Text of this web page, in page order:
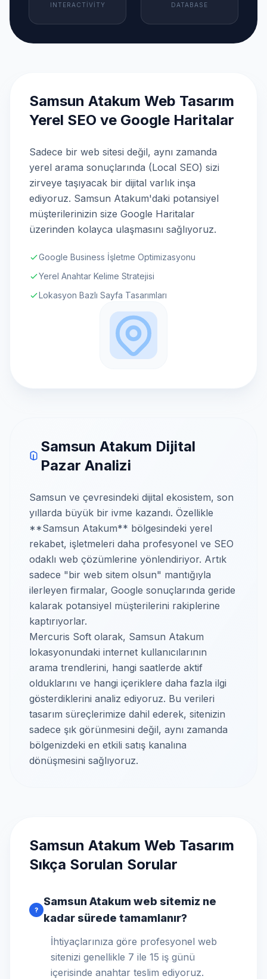
INTERACTIVITY DATABASE
Samsun Atakum Web Tasarım
Yerel SEO ve Google Haritalar
Sadece bir web sitesi değil, aynı zamanda
yerel arama sonuçlarında (Local SEO) sizi
zirveye taşıyacak bir dijital varlık inşa
ediyoruz. Samsun Atakum'daki potansiyel
müşterilerinizin size Google Haritalar
üzerinden kolayca ulaşmasını sağlıyoruz.
Google Business İşletme Optimizasyonu
Yerel Anahtar Kelime Stratejisi
Lokasyon Bazlı Sayfa Tasarımları
Samsun Atakum Dijital
Pazar Analizi
Samsun ve çevresindeki dijital ekosistem, son
yıllarda büyük bir ivme kazandı. Özellikle
**Samsun Atakum** bölgesindeki yerel
rekabet, işletmeleri daha profesyonel ve SEO
odaklı web çözümlerine yönlendiriyor. Artık
sadece "bir web sitem olsun" mantığıyla
ilerleyen firmalar, Google sonuçlarında geride
kalarak potansiyel müşterilerini rakiplerine
kaptırıyorlar.
Mercuris Soft olarak, Samsun Atakum
lokasyonundaki internet kullanıcılarının
arama trendlerini, hangi saatlerde aktif
olduklarını ve hangi içeriklere daha fazla ilgi
gösterdiklerini analiz ediyoruz. Bu verileri
tasarım süreçlerimize dahil ederek, sitenizin
sadece şık görünmesini değil, aynı zamanda
bölgenizdeki en etkili satış kanalına
dönüşmesini sağlıyoruz.
Samsun Atakum Web Tasarım
Sıkça Sorulan Sorular
?
Samsun Atakum web sitemiz ne
kadar sürede tamamlanır?
İhtiyaçlarınıza göre profesyonel web
sitenizi genellikle 7 ile 15 iş günü
içerisinde anahtar teslim ediyoruz.